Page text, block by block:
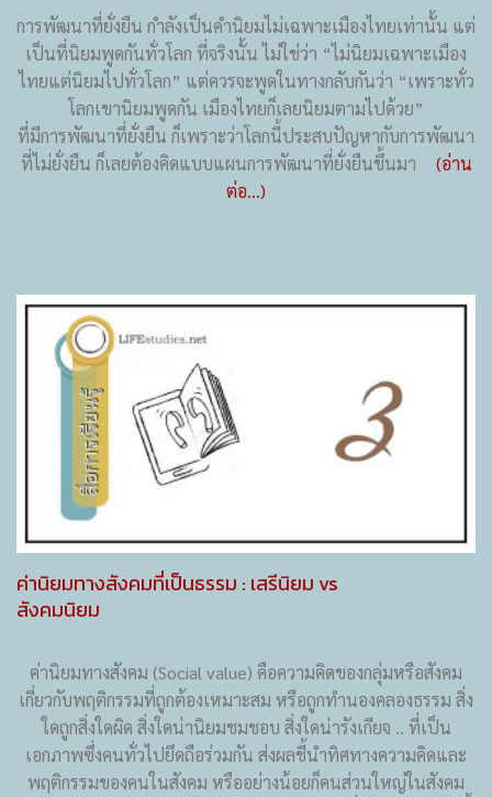
การพัฒนาที่ยั่งยืน กำลังเป็นคำนิยมไม่เฉพาะเมืองไทยเท่านั้น แต่
เป็นที่นิยมพูดกันทั่วโลก ที่จริงนั้น ไม่ใช่ว่า “ไม่นิยมเฉพาะเมือง
ไทยแต่นิยมไปทั่วโลก” แต่ควรจะพูดในทางกลับกันว่า “เพราะทั่ว
โลกเขานิยมพูดกัน เมืองไทยก็เลยนิยมตามไปด้วย”
ที่มีการพัฒนาที่ยั่งยืน ก็เพราะว่าโลกนี้ประสบปัญหากับการพัฒนา
ที่ไม่ยั่งยืน ก็เลยต้องคิดแบบแผนการพัฒนาที่ยั่งยืนขึ้นมา (อ่าน
ต่อ...)
ค่านิยมทางสังคมที่เป็นธรรม : เสรีนิยม vs
สังคมนิยม
ค่านิยมทางสังคม (Social value) คือความคิดของกลุ่มหรือสังคม
เกี่ยวกับพฤติกรรมที่ถูกต้องเหมาะสม หรือถูกทำนองคลองธรรม สิ่ง
ใดถูกสิ่งใดผิด สิ่งใดน่านิยมชมชอบ สิ่งใดน่ารังเกียจ .. ที่เป็น
เอกภาพซึ่งคนทั่วไปยึดถือร่วมกัน ส่งผลชี้นำทิศทางความคิดและ
พฤติกรรมของคนในสังคม หรืออย่างน้อยก็คนส่วนใหญ่ในสังคม